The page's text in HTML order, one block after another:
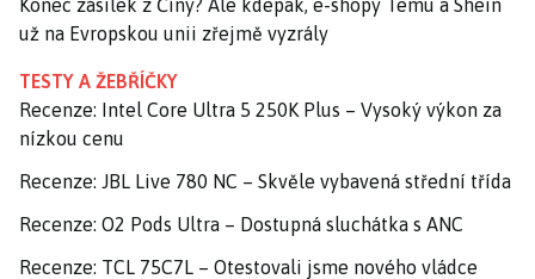
Konec zásilek z Číny? Ale kdepak, e-shopy Temu a Shein
už na Evropskou unii zřejmě vyzrály
TESTY A ŽEBŘÍČKY
Recenze: Intel Core Ultra 5 250K Plus – Vysoký výkon za
nízkou cenu
Recenze: JBL Live 780 NC – Skvěle vybavená střední třída
Recenze: O2 Pods Ultra – Dostupná sluchátka s ANC
Recenze: TCL 75C7L – Otestovali jsme nového vládce